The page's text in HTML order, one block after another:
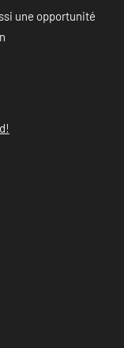
une opportunité